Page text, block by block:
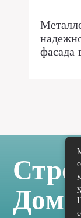
фасада
Дом